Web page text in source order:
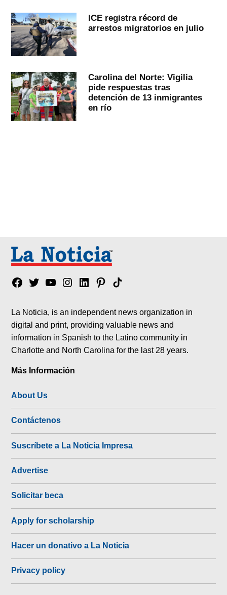
ICE registra récord de
arrestos migratorios en julio
Carolina del Norte: Vigilia
pide respuestas tras
detención de 13 inmigrantes
en río
Facebook
TwitterYouTubeInstagram
LinkedinPinterest
Tik
La Noticia, is an independent news organization in
digital and print, providing valuable news and
information in Spanish to the Latino community in
Charlotte and North Carolina for the last 28 years.
Más Información
About Us
Contáctenos
Suscríbete a La Noticia Impresa
Advertise
Solicitar beca
Apply for scholarship
Hacer un donativo a La Noticia
Privacy policy